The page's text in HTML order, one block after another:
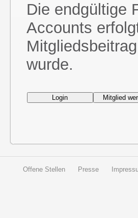
Die endgültige
Accounts
wurde.
Offene Stellen Presse